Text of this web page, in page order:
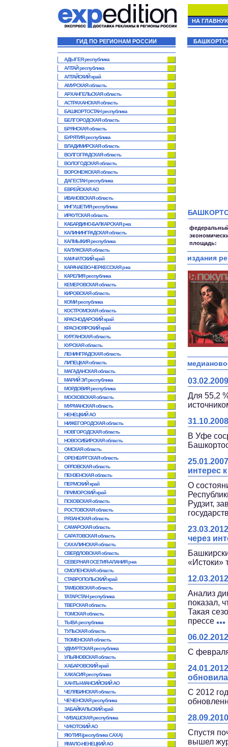
НА
ГИД ПО РЕГИОНАМ РОССИИ
АДЫГЕЯ республика
АЛТАЙ республика
АЛТАЙСКИЙ край
АМУРСКАЯ область
АРХАНГЕЛЬСКАЯ область
АСТРАХАНСКАЯ область
БАШКОРТОСТАН республика
БЕЛГОРОДСКАЯ область
БРЯНСКАЯ область
БУРЯТИЯ республика
ВЛАДИМИРСКАЯ область
ВОЛГОГРАДСКАЯ область
ВОЛОГОДСКАЯ область
ВОРОНЕЖСКАЯ область
ДАГЕСТАН республика
ЕВРЕЙСКАЯ АО
ИВАНОВСКАЯ область
ИНГУШЕТИЯ республика
ИРКУТСКАЯ область
КАБАРДИНО-БАЛКАРСКАЯ р-ка
КАЛИНИНГРАДСКАЯ область
КАЛМЫКИЯ республика
КАЛУЖСКАЯ область
КАМЧАТСКИЙ край
КАРАЧАЕВО-ЧЕРКЕССКАЯ р-ка
КАРЕЛИЯ республика
КЕМЕРОВСКАЯ область
КИРОВСКАЯ область
КОМИ республика
КОСТРОМСКАЯ область
КРАСНОДАРСКИЙ край
КРАСНОЯРСКИЙ край
КУРГАНСКАЯ область
КУРСКАЯ область
ЛЕНИНГРАДСКАЯ область
ЛИПЕЦКАЯ область
МАГАДАНСКАЯ область
МАРИЙ ЭЛ республика
МОРДОВИЯ республика
МОСКОВСКАЯ область
МУРМАНСКАЯ область
НЕНЕЦКИЙ АО
НИЖЕГОРОДСКАЯ область
НОВГОРОДСКАЯ область
НОВОСИБИРСКАЯ область
ОМСКАЯ область
ОРЕНБУРГСКАЯ область
ОРЛОВСКАЯ область
ПЕНЗЕНСКАЯ область
ПЕРМСКИЙ край
ПРИМОРСКИЙ край
ПСКОВСКАЯ область
РОСТОВСКАЯ область
РЯЗАНСКАЯ область
САМАРСКАЯ область
САРАТОВСКАЯ область
САХАЛИНСКАЯ область
СВЕРДЛОВСКАЯ область
СЕВЕРНАЯ ОСЕТИЯ-АЛАНИЯ р-ка
СМОЛЕНСКАЯ область
СТАВРОПОЛЬСКИЙ край
ТАМБОВСКАЯ область
ТАТАРСТАН республика
ТВЕРСКАЯ область
ТОМСКАЯ область
ТЫВА республика
ТУЛЬСКАЯ область
ТЮМЕНСКАЯ область
УДМУРТСКАЯ республика
УЛЬЯНОВСКАЯ область
ХАБАРОВСКИЙ край
ХАКАСИЯ республика
ХАНТЫ-МАНСИЙСКИЙ АО
ЧЕЛЯБИНСКАЯ область
ЧЕЧЕНСКАЯ республика
ЗАБАЙКАЛЬСКИЙ край
ЧУВАШСКАЯ республика
ЧУКОТСКИЙ АО
ЯКУТИЯ (республика САХА)
ЯМАЛО-НЕНЕЦКИЙ АО
площадь:
издания
Для 55,2
В Уфе
интерес
О
Рудзит,
через
«Истоки»
Анализ
показал,
Такая
прессе
С
С 2012
Спустя
вышел